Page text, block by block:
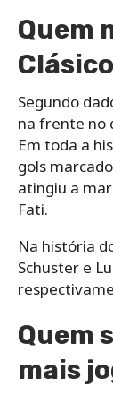
Quem
Segundo
na frente no
Em toda a
gols
atingiu a
Fati.
Na história
Schuster e
Quem
mais